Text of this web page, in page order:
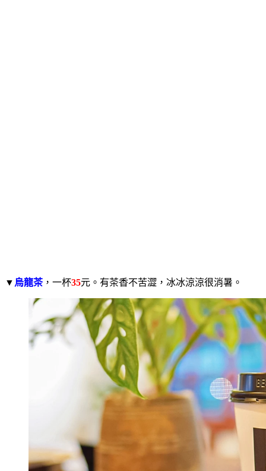
▼ 烏龍茶，一杯35元。有茶香不苦澀，冰冰涼涼很消暑。